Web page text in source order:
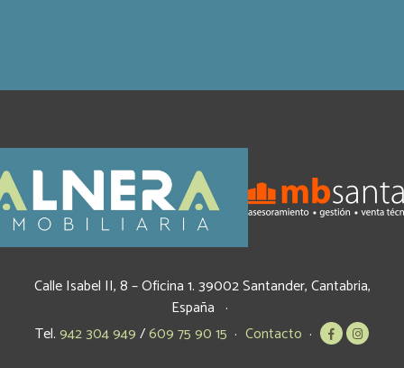
Calle Isabel II, 8 – Oficina 1.39002Santander,Cantabria,
España
Tel.942 304 949/609 75 90 15 Contacto